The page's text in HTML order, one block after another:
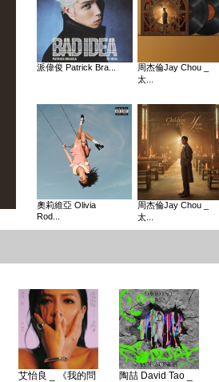
派偉俊 Patrick Bra...
周杰倫Jay Chou _
太...
奧莉維亞 Olivia
Rod...
周杰倫Jay Chou _
太...
艾怡良 _ 《我的問
陶喆 David Tao _